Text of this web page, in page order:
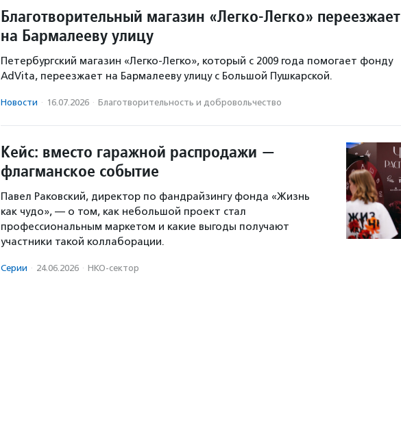
Благотворительный магазин «Легко-Легко» переезжает
на Бармалееву улицу
Петербургский магазин «Легко-Легко», который с 2009 года помогает фонду
AdVita, переезжает на Бармалееву улицу с Большой Пушкарской.
Новости · 16.07.2026 · Благотвори­тель­ность и доброволь­чест­во
Кейс: вместо гаражной распродажи —
флагманское событие
Павел Раковский, директор по фандрайзингу фонда «Жизнь
как чудо», — о том, как небольшой проект стал
профессиональным маркетом и какие выгоды получают
участники такой коллаборации.
Серии · 24.06.2026 · НКО-сектор